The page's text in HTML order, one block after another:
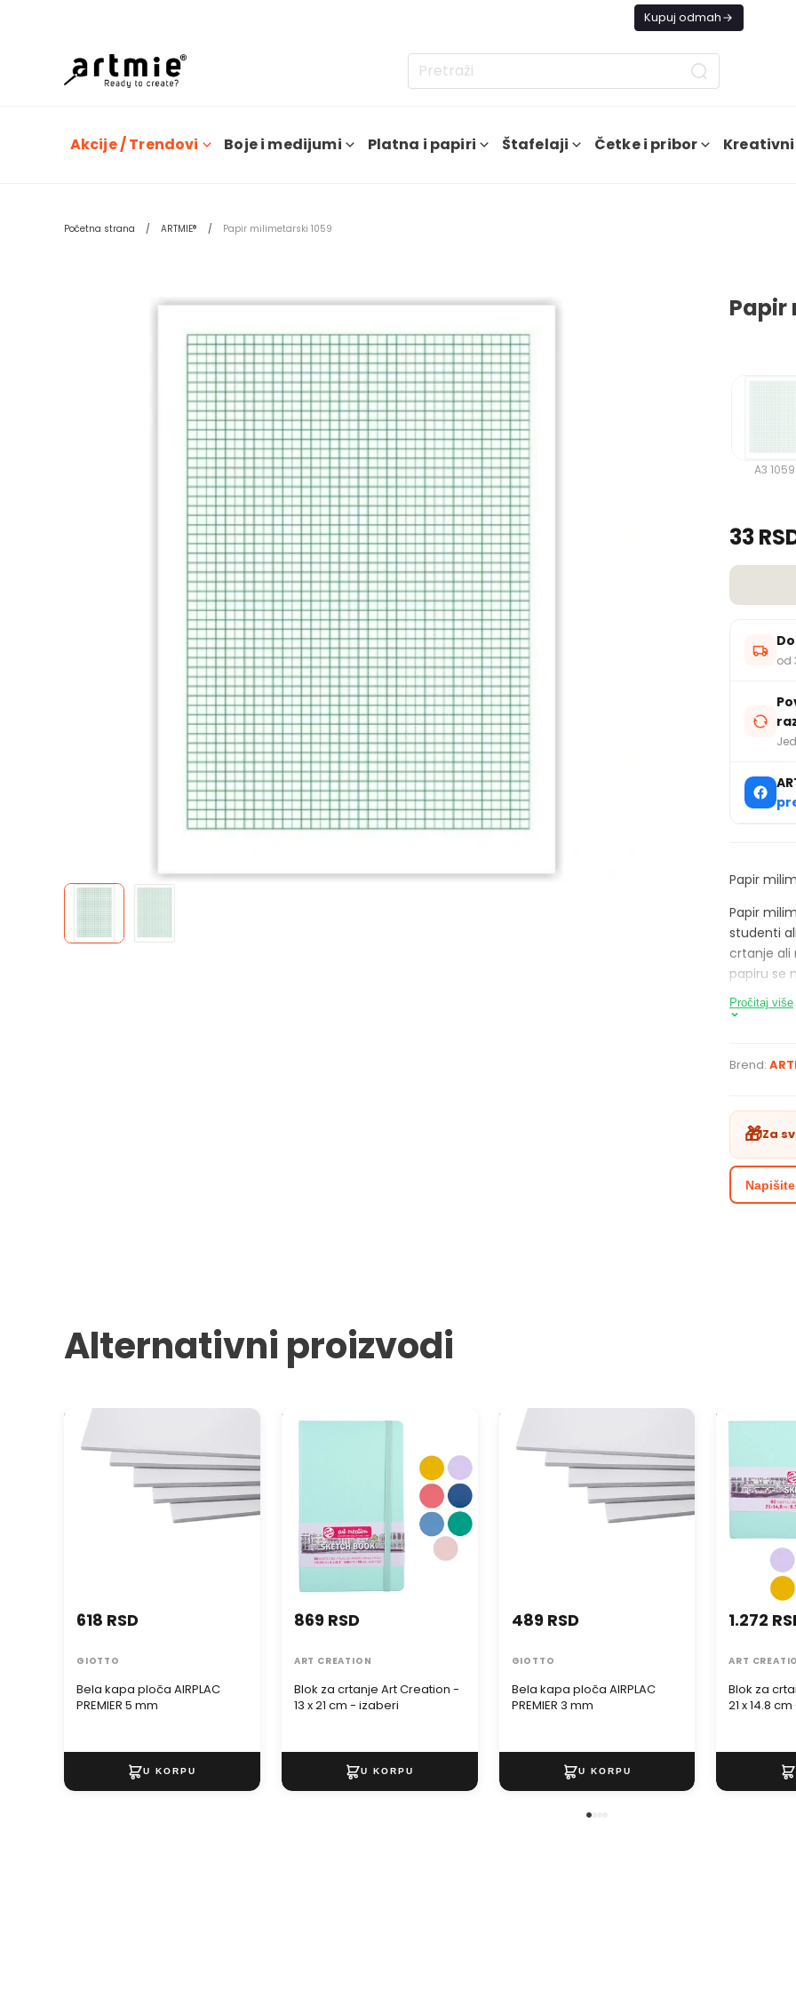
Kupuj odmah
Akcije / Trendovi Boje i medijumi Platna i papiri Štafelaji Četke i pribor
Početna strana ARTMIE® Papir milimetarski 1059
Papir
A3 1059
33
od
Papir
Papir
studenti
crtanje ali
papiru se
Pročitaj više
Brend:
🎁Za
Alternativni proizvodi
Bela kapa ploča AIRPLAC
PREMIER 5 mm
Bela kapa ploča AIRPLAC
PREMIER 5 mm
618 RSD
GIOTTO
Blok za crtanje Art Creation - 13
Blok za crtanje Art Creation -
13 x 21 cm - izaberi
869 RSD
ART CREATION
Bela kapa ploča AIRPLAC
PREMIER 3 mm
Bela kapa ploča AIRPLAC
PREMIER 3 mm
489 RSD
GIOTTO
Blok za
Blok za
21 x 14.8
1.272
ART